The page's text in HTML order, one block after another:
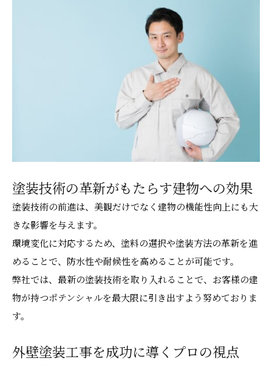
塗装技術の革新がもたらす建物への効果
塗装技術の前進は、美観だけでなく建物の機能性向上にも大
きな影響を与えます。
環境変化に対応するため、塗料の選択や塗装方法の革新を進
めることで、防水性や耐候性を高めることが可能です。
弊社では、最新の塗装技術を取り入れることで、お客様の建
物が持つポテンシャルを最大限に引き出すよう努めておりま
す。
外壁塗装工事を成功に導くプロの視点